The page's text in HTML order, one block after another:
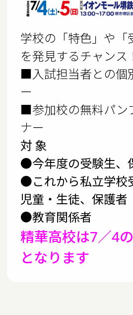
学校の「特色」や「
を発見するチャンス
■入試担当者との個
ー
■参加校の無料パン
ナー
対 象
●今年度の受験生、
●これから私立学校
児童・生徒、保護者
●教育関係者
精華高校は7／4
となります